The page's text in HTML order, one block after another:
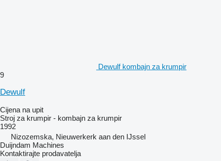
Dewulf kombajn za krumpir
9
Dewulf
Cijena na upit
Stroj za krumpir - kombajn za krumpir
1992
Nizozemska, Nieuwerkerk aan den IJssel
Duijndam Machines
Kontaktirajte prodavatelja